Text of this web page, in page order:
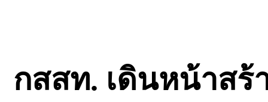
กสสท. เดินหน้าสร้